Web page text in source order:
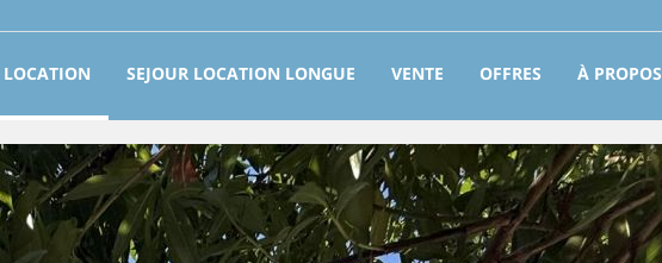
LOCATION SEJOUR LOCATION LONGUE VENTE OFFRES À PROPOS